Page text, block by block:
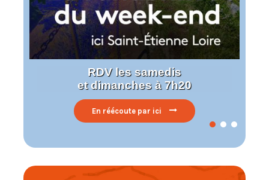
En réécoute par ici
RDV les samedis
et dimanches à 7h20